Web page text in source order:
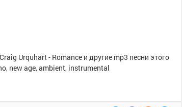
Urquhart - Romance и другие mp3 песни этого
new age, ambient, instrumental